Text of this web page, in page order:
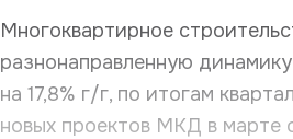
Многоквартирное
разнонаправленную
на 17,8% г/г, по итогам
новых проектов МКД в марте